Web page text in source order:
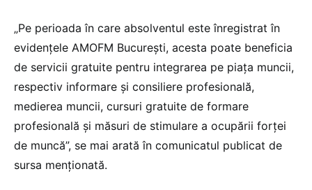
„Pe perioada în care absolventul este înregistrat în
evidenţele AMOFM Bucureşti, acesta poate beneficia
de servicii gratuite pentru integrarea pe piaţa muncii,
respectiv informare şi consiliere profesională,
medierea muncii, cursuri gratuite de formare
profesională şi măsuri de stimulare a ocupării forţei
de muncă”, se mai arată în comunicatul publicat de
sursa menționată.